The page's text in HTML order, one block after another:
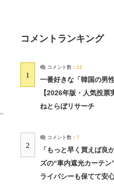
コメントランキング
1
コメント数： 21
一番好きな「韓国の男
【2026年版・人気投票
ねとらぼリサーチ
2
コメント数： 7
「もっと早く買えば
ズの“車内遮光カーテ
ライバシーも保てて安